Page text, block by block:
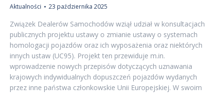
Aktualności 23 października 2025
Związek Dealerów Samochodów wziął udział w konsultacjach
publicznych projektu ustawy o zmianie ustawy o systemach
homologacji pojazdów oraz ich wyposażenia oraz niektórych
innych ustaw (UC95). Projekt ten przewiduje m.in.
wprowadzenie nowych przepisów dotyczących uznawania
krajowych indywidualnych dopuszczeń pojazdów wydanych
przez inne państwa członkowskie Unii Europejskiej. W swoim